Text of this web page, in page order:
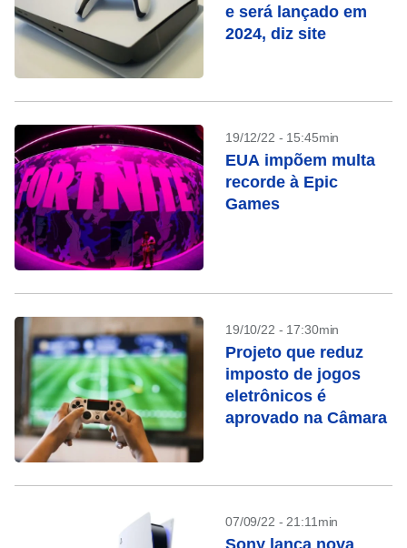
e será lançado em
2024, diz site
19/12/22 - 15:45min
EUA impõem multa
recorde à Epic
Games
19/10/22 - 17:30min
Projeto que reduz
imposto de jogos
eletrônicos é
aprovado na Câmara
07/09/22 - 21:11min
Sony lança nova